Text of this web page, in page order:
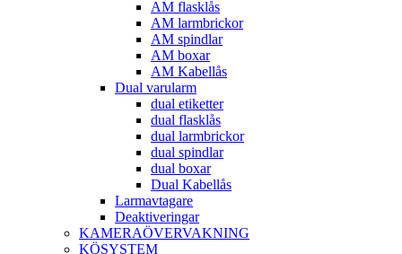
AM flasklås
AM larmbrickor
AM spindlar
AM boxar
AM Kabellås
Dual varularm
dual etiketter
dual flasklås
dual larmbrickor
dual spindlar
dual boxar
Dual Kabellås
Larmavtagare
Deaktiveringar
KAMERAÖVERVAKNING
KÖSYSTEM